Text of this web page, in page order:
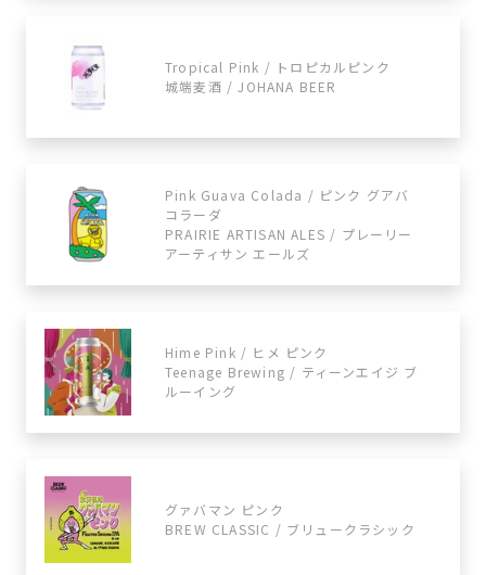
Tropical Pink / トロピカルピンク
城端麦酒 / JOHANA BEER
Pink Guava Colada / ピンク グアバ
コラーダ
PRAIRIE ARTISAN ALES / プレーリー
アーティサン エールズ
Hime Pink / ヒメ ピンク
Teenage Brewing / ティーンエイジ ブ
ルーイング
グァバマン ピンク
BREW CLASSIC / ブリュークラシック